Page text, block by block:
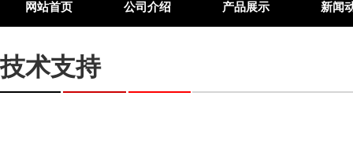
网站首页 公司介绍 产品展示 新闻
技术支持